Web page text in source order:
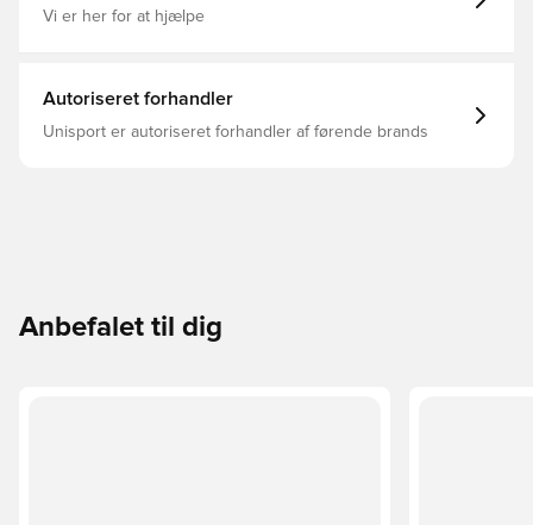
Vi er her for at hjælpe
Autoriseret forhandler
Unisport er autoriseret forhandler af førende brands
Anbefalet til dig